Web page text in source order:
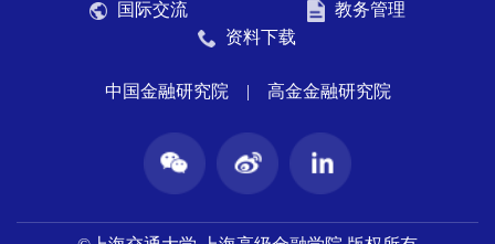
国际交流
教务管理
资料下载
中国金融研究院 | 高金金融研究院